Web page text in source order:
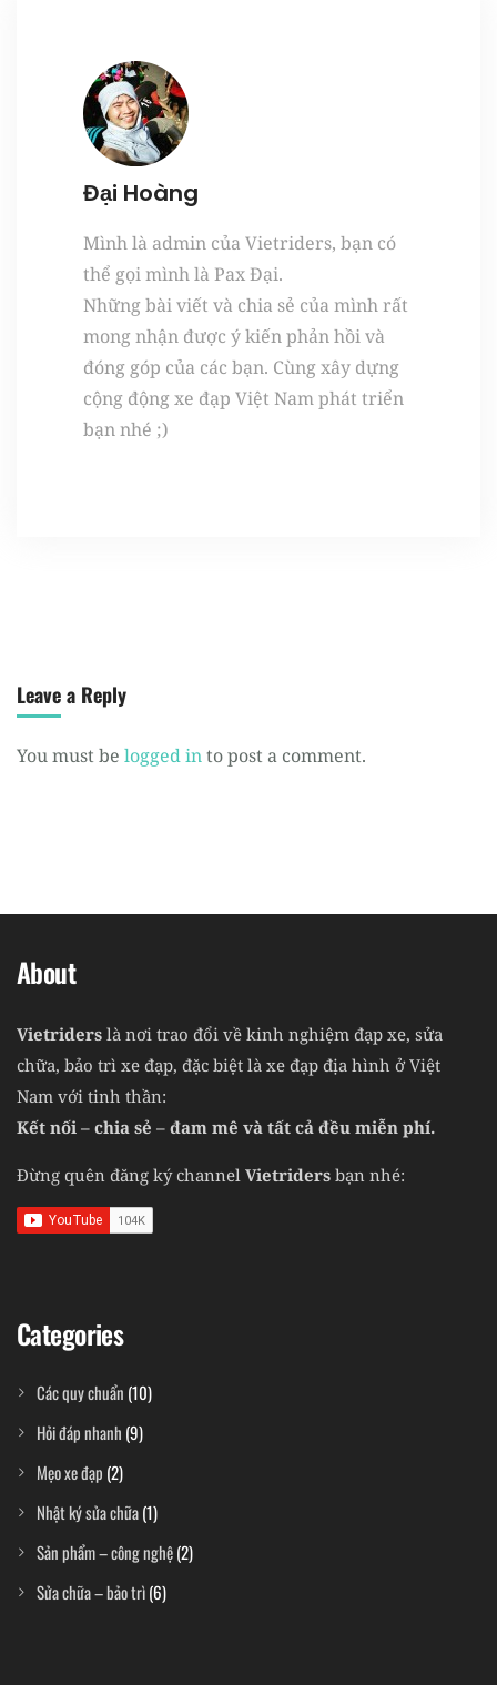
Đại Hoàng
Mình là admin của Vietriders, bạn có
thể gọi mình là Pax Đại.
Những bài viết và chia sẻ của mình rất
mong nhận được ý kiến phản hồi và
đóng góp của các bạn. Cùng xây dựng
cộng động xe đạp Việt Nam phát triển
bạn nhé ;)
Leave a Reply
You must be logged into post a comment.
About
Vietriders là nơi trao đổi về kinh nghiệm đạp xe, sửa
chữa, bảo trì xe đạp, đặc biệt là xe đạp địa hình ở Việt
Nam với tinh thần:
Kết nối – chia sẻ – đam mê và tất cả đều miễn phí.
Đừng quên đăng ký channel Vietriders bạn nhé:
Categories
Các quy chuẩn (10)
Hỏi đáp nhanh (9)
Mẹo xe đạp (2)
Nhật ký sửa chữa(1)
Sản phẩm – công nghệ(2)
Sửa chữa – bảo trì(6)